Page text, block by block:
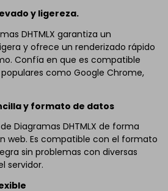
y ligereza.
DHTMLX garantiza un
y ofrece un renderizado rápido
Confía en que es compatible
como Google Chrome,
y formato de datos
Diagramas DHTMLX de forma
web. Es compatible con el formato
sin problemas con diversas
servidor.